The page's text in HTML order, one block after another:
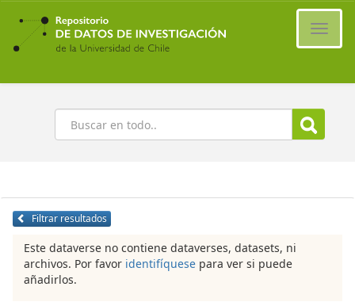
Ir
contenido
principal
Buscar
Filtrar resultados
Este dataverse no contiene dataverses, datasets, ni
archivos. Por favor identifíquese para ver si puede
añadirlos.